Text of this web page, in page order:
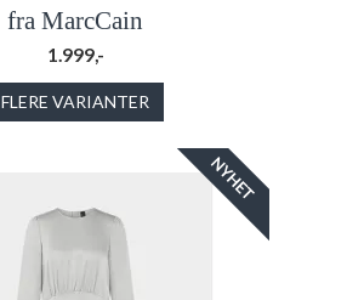
fra MarcCain
1.999,-
FLERE VARIANTER
NYHET